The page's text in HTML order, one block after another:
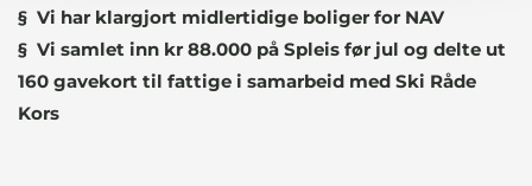
§ Vi har klargjort midlertidige boliger for NAV
§ Vi samlet inn kr 88.000 på Spleis før jul og delte ut
160 gavekort til fattige i samarbeid med Ski Råde
Kors